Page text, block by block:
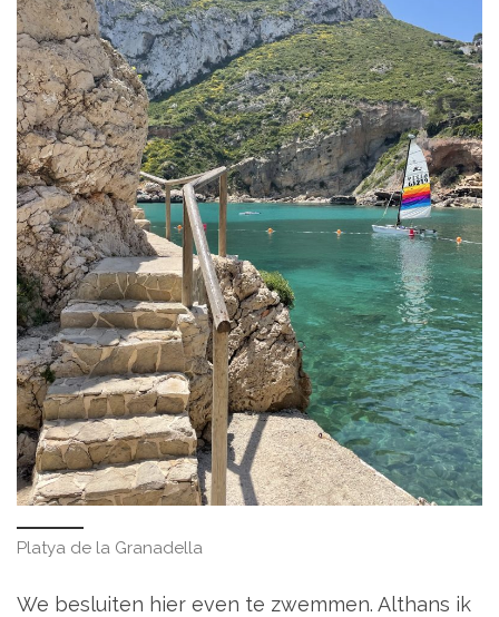
Platya de la Granadella
We besluiten hier even te zwemmen. Althans ik